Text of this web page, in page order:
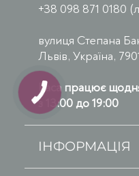
+38 098 871 0180
вулиця Степана
Львів, Україна,
Каса працює
з 13:00 до 19:00
ІНФОРМАЦІЯ